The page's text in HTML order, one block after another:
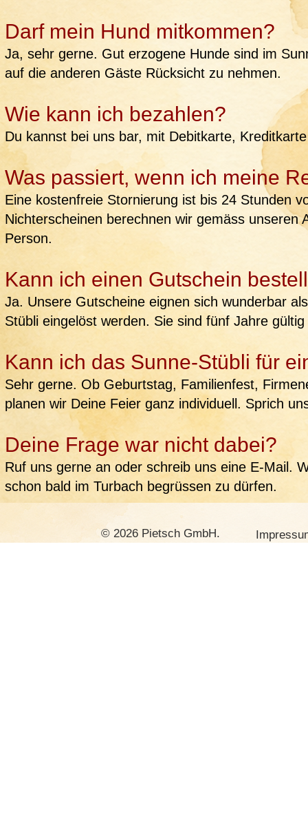
Darf mein Hund mitkommen?
Ja, sehr gerne. Gut erzogene Hunde sind im
auf die anderen Gäste Rücksicht zu nehmen.
Wie kann ich bezahlen?
Du kannst bei uns bar, mit Debitkarte,
Was passiert, wenn ich meine
Eine kostenfreie Stornierung ist bis 24 Stunden
Nichterscheinen berechnen wir gemäss
Person.
Kann ich einen Gutschein
Ja. Unsere Gutscheine eignen sich wunderbar
Stübli eingelöst werden. Sie sind fünf Jahre
Kann ich das Sunne-Stübli für
Sehr gerne. Ob Geburtstag, Familienfest,
planen wir Deine Feier ganz individuell. Sprich
Deine Frage war nicht dabei?
Ruf uns gerne an oder schreib uns eine E-Mail.
schon bald im Turbach begrüssen zu dürfen.
© 2026 Pietsch GmbH.